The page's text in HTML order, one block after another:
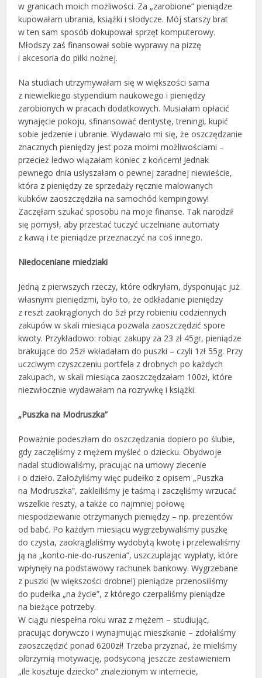
w granicach moich możliwości. Za „zarobione” pieniądze
kupowałam ubrania, książki i słodycze. Mój starszy brat
w ten sam sposób dokupował sprzęt komputerowy.
Młodszy zaś finansował sobie wyprawy na pizzę
i akcesoria do piłki nożnej.
Na studiach utrzymywałam się w większości sama
z niewielkiego stypendium naukowego i pieniędzy
zarobionych w pracach dodatkowych. Musiałam opłacić
wynajęcie pokoju, sfinansować dentystę, treningi, kupić
sobie jedzenie i ubranie. Wydawało mi się, że oszczędzanie
znacznych pieniędzy jest poza moimi możliwościami –
przecież ledwo wiązałam koniec z końcem! Jednak
pewnego dnia usłyszałam o pewnej zaradnej niewieście,
która z pieniędzy ze sprzedaży ręcznie malowanych
kubków zaoszczędziła na samochód kempingowy!
Zaczęłam szukać sposobu na moje finanse. Tak narodził
się pomysł, aby przestać tuczyć uczelniane automaty
z kawą i te pieniądze przeznaczyć na coś innego.
Niedoceniane miedziaki
Jedną z pierwszych rzeczy, które odkryłam, dysponując już
własnymi pieniędzmi, było to, że odkładanie pieniędzy
z reszt zaokrąglonych do 5zł przy robieniu codziennych
zakupów w skali miesiąca pozwala zaoszczędzić spore
kwoty. Przykładowo: robiąc zakupy za 23 zł 45gr, pieniądze
brakujące do 25zł wkładałam do puszki – czyli 1zł 55g. Przy
uczciwym czyszczeniu portfela z drobnych po każdych
zakupach, w skali miesiąca zaoszczędzałam 100zł, które
niezwłocznie wydawałam na rozrywkę i książki.
„Puszka na Modruszka”
Poważnie podeszłam do oszczędzania dopiero po ślubie,
gdy zaczęliśmy z mężem myśleć o dziecku. Obydwoje
nadal studiowaliśmy, pracując na umowy zlecenie
i o dzieło. Założyliśmy więc pudełko z opisem „Puszka
na Modruszka”, zakleiliśmy je taśmą i zaczęliśmy wrzucać
wszelkie reszty, a także co najmniej połowę
niespodziewanie otrzymanych pieniędzy – np. prezentów
od babć. Po każdym miesiącu wygrzebywaliśmy puszkę
do czysta, zaokrąglaliśmy wydobytą kwotę i przelewaliśmy
ją na „konto-nie-do-ruszenia”, uszczuplając wypłaty, które
wpłynęły na podstawowy rachunek bankowy. Wygrzebane
z puszki (w większości drobne!) pieniądze przenosiliśmy
do pudełka „na życie”, z którego czerpaliśmy pieniądze
na bieżące potrzeby.
W ciągu niespełna roku wraz z mężem – studiując,
pracując dorywczo i wynajmując mieszkanie – zdołaliśmy
zaoszczędzić ponad 6200zł! Trzeba przyznać, że mieliśmy
olbrzymią motywację, podsyconą jeszcze zestawieniem
„ile kosztuje dziecko” znalezionym w internecie,